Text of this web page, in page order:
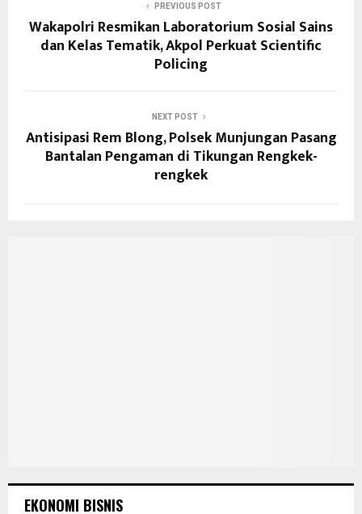
PREVIOUS POST
Wakapolri Resmikan Laboratorium Sosial Sains
dan Kelas Tematik, Akpol Perkuat Scientific
Policing
NEXT POST
Antisipasi Rem Blong, Polsek Munjungan Pasang
Bantalan Pengaman di Tikungan Rengkek-
rengkek
EKONOMI BISNIS